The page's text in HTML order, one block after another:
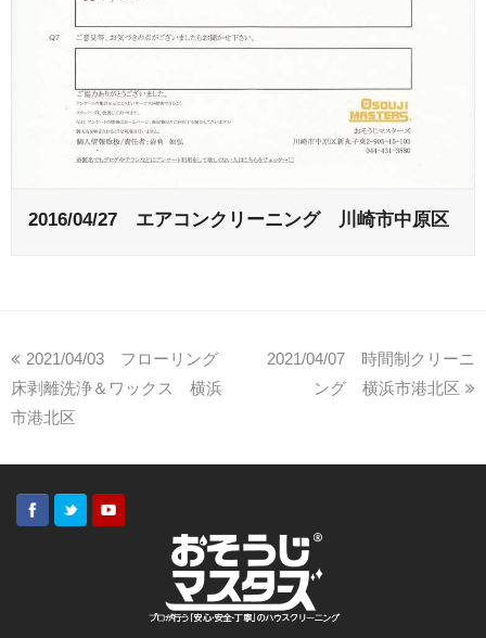
2016/04/27 エアコンクリーニング 川崎市中原区
2021/04/03 フローリング
床剥離洗浄＆ワックス 横浜
市港北区
2021/04/07 時間制クリーニ
ング 横浜市港北区